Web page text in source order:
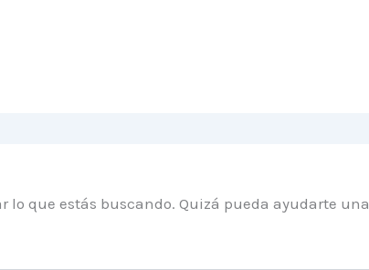
lo que estás buscando. Quizá pueda ayudarte una